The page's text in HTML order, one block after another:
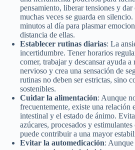
pensamiento, liberar tensiones y dar
muchas veces se guarda en
minutos al día para plasmar
distancia de ellas.
Establecer rutinas diarias: La
incertidumbre. Tener horarios
comer, trabajar y descansar ayuda a
nervioso y crea una sensación de
rutinas no deben ser estrictas, sino
sostenibles.
Cuidar la alimentación: Aunque
frecuentemente, existe una relación
intestinal y el estado de ánimo.
azúcares, procesados y
puede contribuir a una mayor
Evitar la automedicación: Aunque